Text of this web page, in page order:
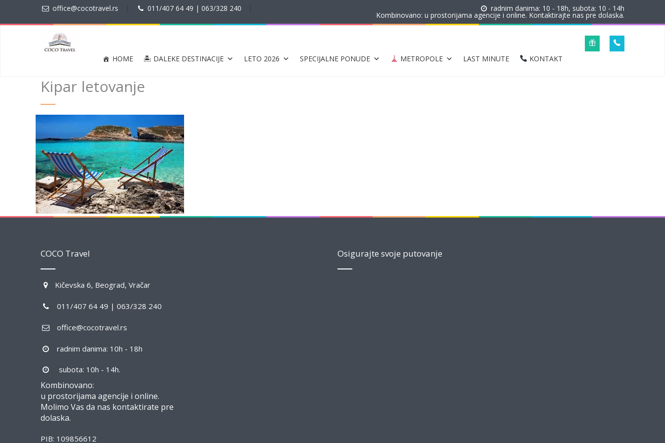
office@cocotravel.rs 011/407 64 49 | 063/328 240 radnim danima: 10 - 18h, subota: 10 - 14h
Kombinovano: u prostorijama agencije i online. Kontaktirajte nas pre dolaska.
HOME 🏝 DALEKE DESTINACIJE LETO 2026 SPECIJALNE PONUDE METROPOLE LAST MINUTE KONTAKT
Kipar letovanje
COCO Travel
Kičevska 6, Beograd, Vračar
011/407 64 49 | 063/328 240
office@cocotravel.rs
radnim danima: 10h - 18h
subota: 10h - 14h.
Kombinovano:
u prostorijama agencije i online.
Molimo Vas da nas kontaktirate pre
dolaska.
PIB: 109856612
Osigurajte svoje putovanje